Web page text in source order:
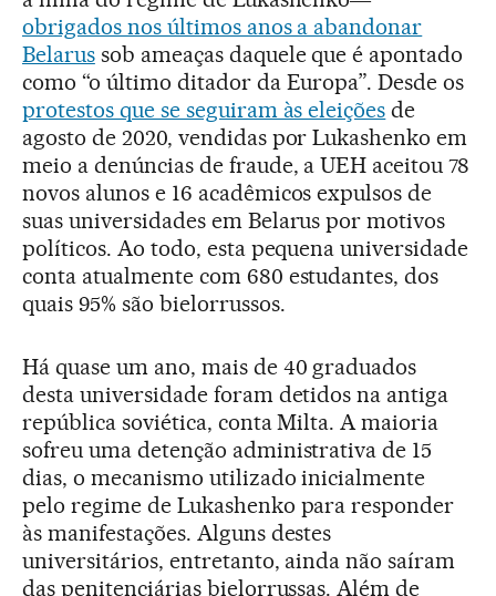
obrigados nos últimos anos a abandonar
Belarussob ameaças daquele que é apontado
como “o último ditador da Europa”. Desde os
protestos que se seguiram às eleições de
agosto de 2020, vendidas por Lukashenko em
meio a denúncias de fraude, a UEH aceitou 78
novos alunos e 16 acadêmicos expulsos de
suas universidades em Belarus por motivos
políticos. Ao todo, esta pequena universidade
conta atualmente com 680 estudantes, dos
quais 95% são bielorrussos.
Há quase um ano, mais de 40 graduados
desta universidade foram detidos na antiga
república soviética, conta Milta. A maioria
sofreu uma detenção administrativa de 15
dias, o mecanismo utilizado inicialmente
pelo regime de Lukashenko para responder
às manifestações. Alguns destes
universitários, entretanto, ainda não saíram
das penitenciárias bielorrussas. Além de